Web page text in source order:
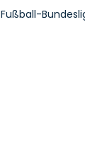
Fußball-